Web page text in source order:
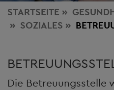
STARTSEITE
SOZIALES
Die Betreuungsstelle